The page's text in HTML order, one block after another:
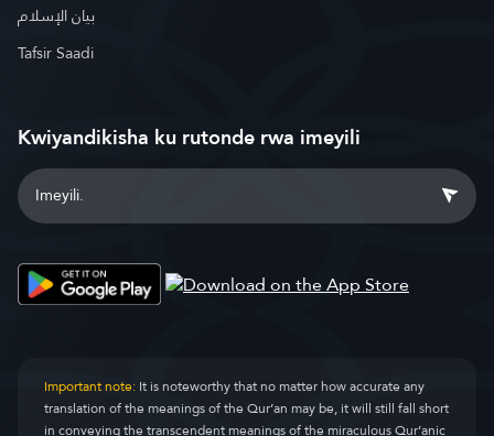
بيان الإسلام
Tafsir Saadi
Kwiyandikisha ku rutonde rwa imeyili
Important note:It is noteworthy that no matter how accurate any
translation of the meanings of the Qur’an may be, it will still fall short
in conveying the transcendent meanings of the miraculous Qur’anic